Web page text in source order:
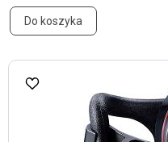
Do koszyka